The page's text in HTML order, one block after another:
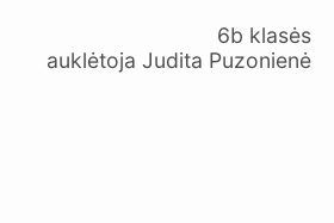
auklėtoja Judita Puzonienė